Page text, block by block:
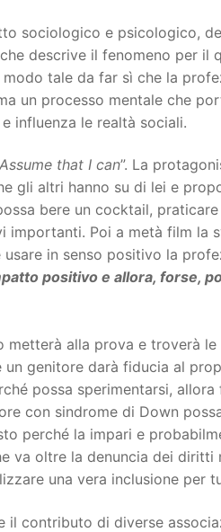
sociologico e psicologico,
descrive il fenomeno per il
tale da far sì che la
un processo mentale che
influenza le realtà sociali.
Assume that I can”. La
gli altri hanno su di lei e
bere un cocktail,
importanti. Poi a metà film la
in senso positivo la
positivo e allora, forse,
metterà alla prova e troverà
un genitore darà fiducia al
possa sperimentarsi,
con sindrome di Down
perché la impari e
va oltre la denuncia dei diritti
una vera inclusione per
il contributo di diverse